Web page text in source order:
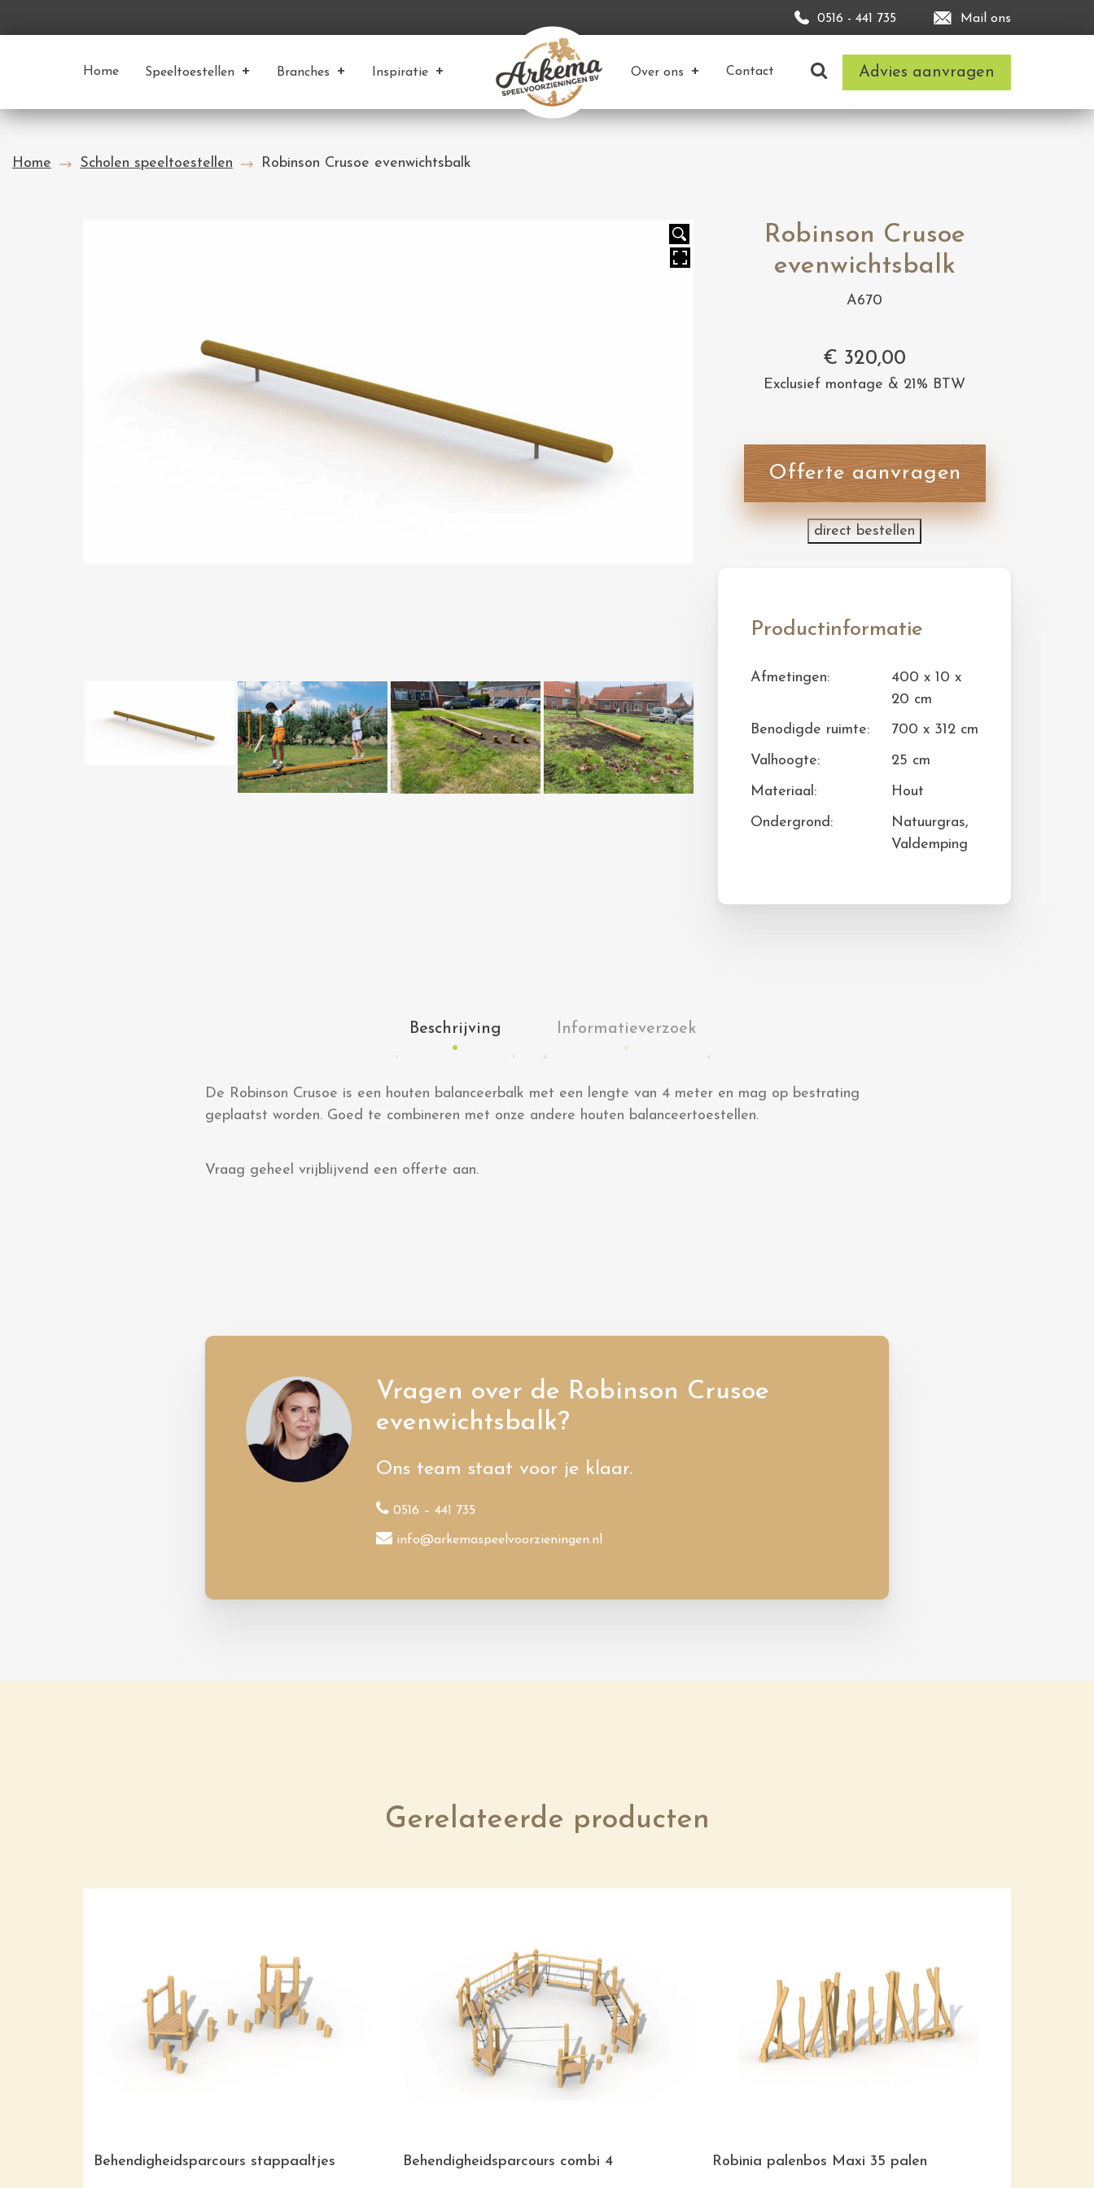
0516 - 441 735 Mail ons
Home Speeltoestellen Branches Inspiratie Over ons Contact Advies aanvragen
Home Scholen speeltoestellen Robinson Crusoe evenwichtsbalk
Robinson Crusoe
evenwichtsbalk
A670
€ 320,00
Exclusief montage & 21% BTW
Offerte aanvragen
direct bestellen
Productinformatie
Afmetingen:
400 x 10 x
20 cm
Benodigde ruimte:
700 x 312 cm
Valhoogte:
25 cm
Materiaal:
Hout
Ondergrond:
Natuurgras,
Valdemping
Beschrijving Informatieverzoek
De Robinson Crusoe is een houten balanceerbalk met een lengte van 4 meter en mag op bestrating
geplaatst worden. Goed te combineren met onze andere houten balanceertoestellen.
Vraag geheel vrijblijvend een offerte aan.
Vragen over de Robinson Crusoe
evenwichtsbalk?
Ons team staat voor je klaar.
0516 – 441 735
info@arkemaspeelvoorzieningen.nl
Gerelateerde producten
Behendigheidsparcours stappaaltjes Behendigheidsparcours combi 4 Robinia palenbos Maxi 35 palen